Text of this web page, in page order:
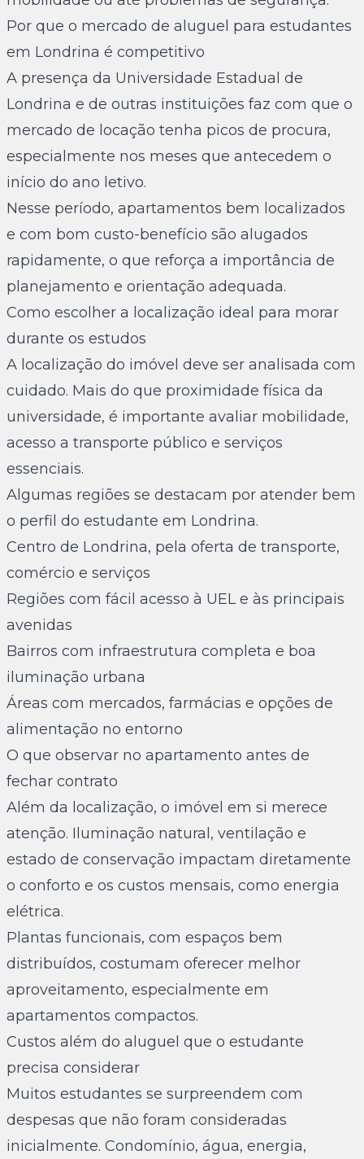
Por que o mercado de aluguel para estudantes
em Londrina é competitivo
A presença da Universidade Estadual de
Londrina e de outras instituições faz com que o
mercado de locação tenha picos de procura,
especialmente nos meses que antecedem o
início do ano letivo.
Nesse período, apartamentos bem localizados
e com bom custo-benefício são alugados
rapidamente, o que reforça a importância de
planejamento e orientação adequada.
Como escolher a localização ideal para morar
durante os estudos
A localização do imóvel deve ser analisada com
cuidado. Mais do que proximidade física da
universidade, é importante avaliar mobilidade,
acesso a transporte público e serviços
essenciais.
Algumas regiões se destacam por atender bem
o perfil do estudante em Londrina.
Centro de Londrina, pela oferta de transporte,
comércio e serviços
Regiões com fácil acesso à UEL e às principais
avenidas
Bairros com infraestrutura completa e boa
iluminação urbana
Áreas com mercados, farmácias e opções de
alimentação no entorno
O que observar no apartamento antes de
fechar contrato
Além da localização, o imóvel em si merece
atenção. Iluminação natural, ventilação e
estado de conservação impactam diretamente
o conforto e os custos mensais, como energia
elétrica.
Plantas funcionais, com espaços bem
distribuídos, costumam oferecer melhor
aproveitamento, especialmente em
apartamentos compactos.
Custos além do aluguel que o estudante
precisa considerar
Muitos estudantes se surpreendem com
despesas que não foram consideradas
inicialmente. Condomínio, água, energia,